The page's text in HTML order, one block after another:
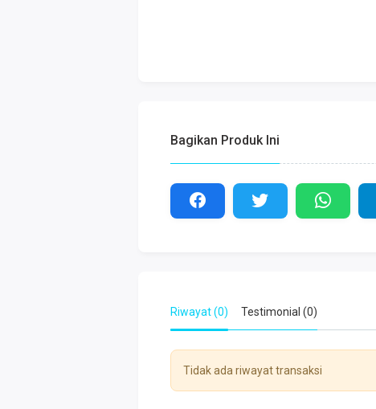
Bagikan Produk Ini
Riwayat (0) Testimonial (0)
Tidak ada riwayat transaksi